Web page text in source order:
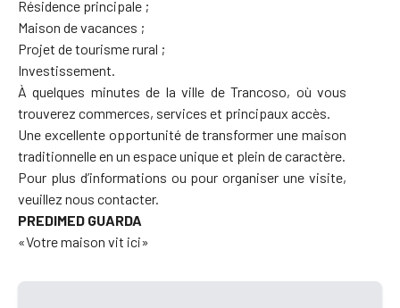
Résidence principale ;
Maison de vacances ;
Projet de tourisme rural ;
Investissement.
À quelques minutes de la ville de Trancoso, où vous
trouverez commerces, services et principaux accès.
Une excellente opportunité de transformer une maison
traditionnelle en un espace unique et plein de caractère.
Pour plus d’informations ou pour organiser une visite,
veuillez nous contacter.
PREDIMED GUARDA
«Votre maison vit ici»